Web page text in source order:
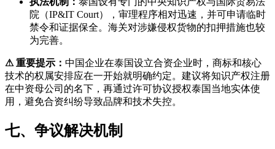
院（IP&IT Court），审理程序相对迅速，并可申请临时
禁令和证据保全。海关对涉嫌侵权货物的扣押措施也较
为完善。
⚠ 重要提示： 中国企业在泰国设立合资企业时，商标和核心
技术的权属安排应在一开始就明确约定。建议将知识产权注册
在中资母公司的名下，再通过许可协议授权泰国当地实体使
用，避免合资纠纷导致品牌和技术失控。
七、争议解决机制